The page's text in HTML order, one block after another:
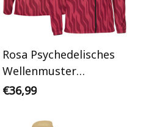
Rosa Psychedelisches
Wellenmuster
Personalisiertes
€36,99